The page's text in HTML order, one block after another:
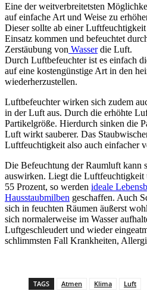
Eine der weitverbreitetsten
auf einfache Art und Weise zu
Dieser sollte ab einer
Einsatz kommen und befeuchtet
Zerstäubung von Wasserdie Luft.
Durch Luftbefeuchter ist es einfach
auf eine kostengünstige Art in den
wiederherzustellen.
Luftbefeuchter wirken sich zudem
in der Luft aus. Durch die erhöhte
Partikelgröße. Hierdurch sinken die
Luft wirkt sauberer. Das
Luftfeuchtigkeit also auch einfacher
Die Befeuchtung der Raumluft kann
auswirken. Liegt die Luftfeuchtigkeit
55 Prozent, so werden ideale
Hausstaubmilben geschaffen. Auch
sich in feuchten Räumen äußerst
sich normalerweise im Wasser
Luftgeschleudert und wieder
schlimmsten Fall Krankheiten,
TAGS Atmen Klima Luft